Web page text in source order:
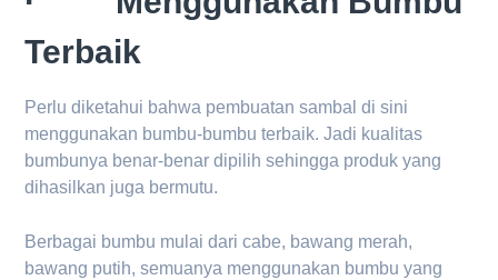
Terbaik
Perlu diketahui bahwa pembuatan sambal di sini
menggunakan bumbu-bumbu terbaik. Jadi kualitas
bumbunya benar-benar dipilih sehingga produk yang
dihasilkan juga bermutu.
Berbagai bumbu mulai dari cabe, bawang merah,
bawang putih, semuanya menggunakan bumbu yang